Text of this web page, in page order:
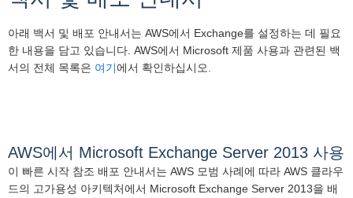
아래 백서 및 배포 안내서는 AWS에서 Exchange를 설정하는 데 필요
한 내용을 담고 있습니다. AWS에서 Microsoft 제품 사용과 관련된 백
서의 전체 목록은 여기에서 확인하십시오.
AWS에서 Microsoft Exchange Server 2013 사용
이 빠른 시작 참조 배포 안내서는 AWS 모범 사례에 따라 AWS 클라우
드의 고가용성 아키텍처에서 Microsoft Exchange Server 2013을 배